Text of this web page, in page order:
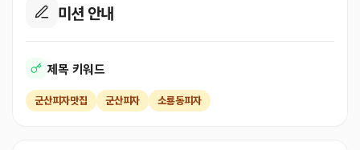
미션 안내
제목 키워드
군산피자맛집 군산피자 소룡동피자